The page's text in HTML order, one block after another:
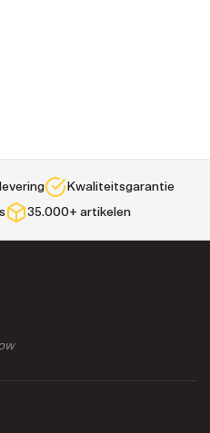
Kwaliteitsgarantie
35.000+ artikelen